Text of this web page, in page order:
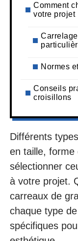
Comment
votre projet
Normes
Conseils
croisillons
Différents
en taille, forme
sélectionner
à votre projet.
carreaux de
chaque type
spécifiques